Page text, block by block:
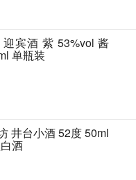
迎宾酒 紫 53%vol 酱
单瓶装
井台小酒 52度 50ml
酒